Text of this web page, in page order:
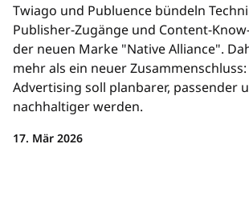
Twiago und Publuence bündeln
Publisher-Zugänge und Content-
der neuen Marke "Native Alliance".
mehr als ein neuer
Advertising soll planbarer, passender
nachhaltiger werden.
17. Mär 2026